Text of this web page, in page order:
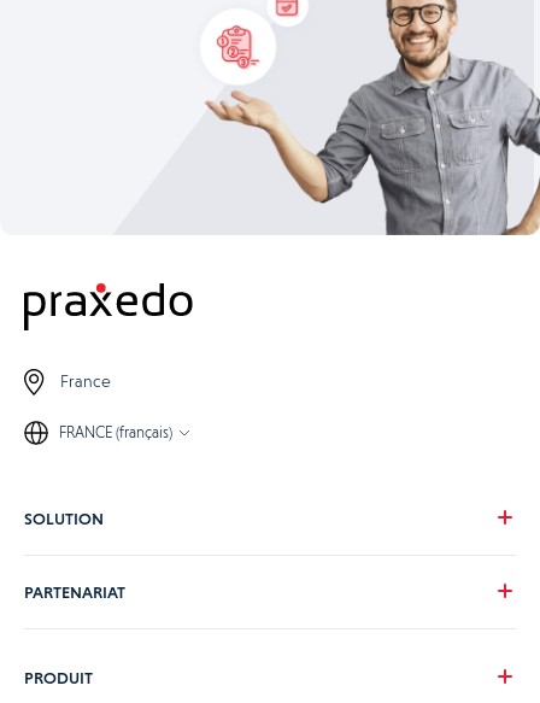
France
FRANCE (français)
SOLUTION
Nos tarifs
PARTENARIAT
PRODUIT